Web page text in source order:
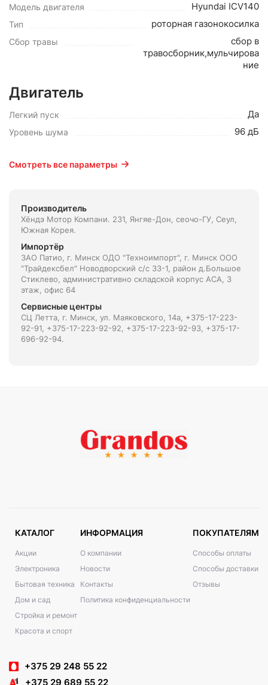
Модель двигателя Hyundai ICV140
Тип роторная газонокосилка
Сбор травы
сбор в
травосборник,мульчирова
ние
Двигатель
Легкий пуск Да
Уровень шума 96 дБ
Смотреть все параметры
Производитель
Хёндэ Мотор Компани. 231, Янгяе-Дон, сеочо-ГУ, Сеул,
Южная Корея.
Импортёр
ЗАО Патио, г. Минск ОДО "Техноимпорт", г. Минск ООО
"Трайдексбел" Новодворский с/с 33-1, район д.Большое
Стиклево, административно складской корпус АСА, 3
этаж, офис 64
Сервисные центры
СЦ Летта, г. Минск, ул. Маяковского, 14а, +375-17-223-
92-91, +375-17-223-92-92, +375-17-223-92-93, +375-17-
696-92-94.
КАТАЛОГ
Акции
Электроника
Бытовая техника
Дом и сад
Стройка и ремонт
Красота и спорт
ИНФОРМАЦИЯ
О компании
Новости
Контакты
Политика конфиденциальности
ПОКУПАТЕЛЯМ
Способы оплаты
Способы доставки
Отзывы
+375 29 248 55 22
+375 29 689 55 22